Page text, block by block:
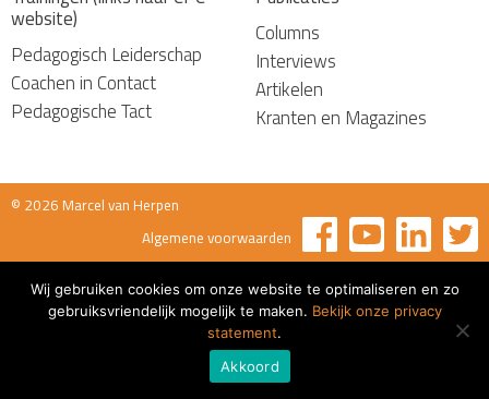
website)
Pedagogisch Leiderschap
Coachen in Contact
Pedagogische Tact
Columns
Interviews
Artikelen
Kranten en Magazines
© 2026 Marcel van Herpen
Algemene voorwaarden
Wij gebruiken cookies om onze website te optimaliseren en zo
gebruiksvriendelijk mogelijk te maken. Bekijk onze privacy
statement.
Akkoord